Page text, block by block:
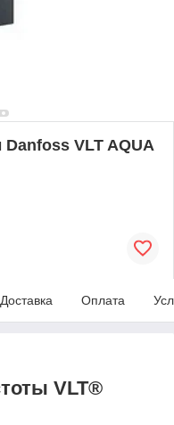
VLT AQUA
Доставка Оплата
VLT®